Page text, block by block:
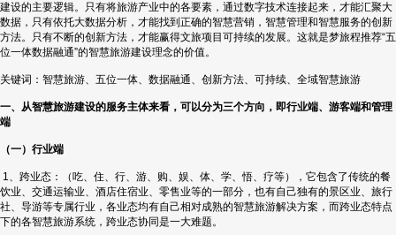
建设的主要逻辑。只有将旅游产业中的各要素，通过数字技术连接起来，才能汇聚大
数据，只有依托大数据分析，才能找到正确的智慧营销，智慧管理和智慧服务的创新
方法。只有不断的创新方法，才能赢得文旅项目可持续的发展。这就是梦旅程推荐“五
位一体数据融通”的智慧旅游建设理念的价值。
关键词：智慧旅游、五位一体、数据融通、创新方法、可持续、全域智慧旅游
一、从智慧旅游建设的服务主体来看，可以分为三个方向，即行业端、游客端和管理
端
（一）行业端
1、跨业态：（吃、住、行、游、购、娱、体、学、悟、疗等），它包含了传统的餐
饮业、交通运输业、酒店住宿业、零售业等的一部分，也有自己独有的景区业、旅行
社、导游等专属行业，各业态均有自己相对成熟的智慧旅游解决方案，而跨业态特点
下的各智慧旅游系统，跨业态协同是一大难题。